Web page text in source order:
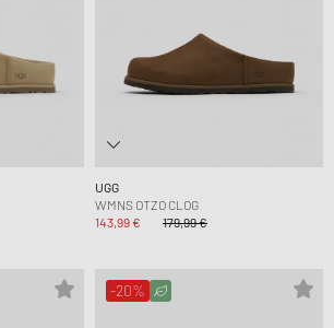
UGG
WMNS OTZO CLOG
143,99 €
179,99 €
-20%